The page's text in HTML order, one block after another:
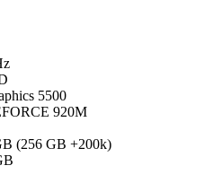
5500
920M
(256 GB +200k)